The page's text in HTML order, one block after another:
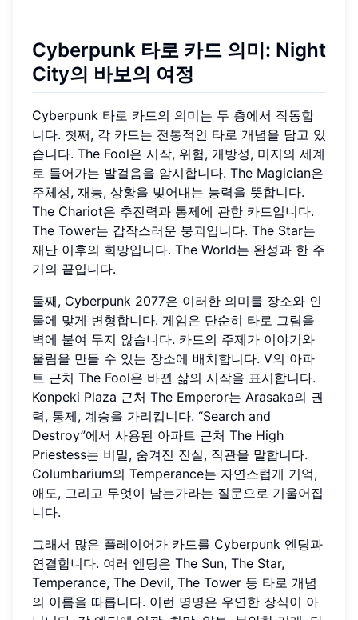
Cyberpunk 타로 카드 의미: Night
City의 바보의 여정
Cyberpunk 타로 카드의 의미는 두 층에서 작동합
니다. 첫째, 각 카드는 전통적인 타로 개념을 담고 있
습니다. The Fool은 시작, 위험, 개방성, 미지의 세계
로 들어가는 발걸음을 암시합니다. The Magician은
주체성, 재능, 상황을 빚어내는 능력을 뜻합니다.
The Chariot은 추진력과 통제에 관한 카드입니다.
The Tower는 갑작스러운 붕괴입니다. The Star는
재난 이후의 희망입니다. The World는 완성과 한 주
기의 끝입니다.
둘째, Cyberpunk 2077은 이러한 의미를 장소와 인
물에 맞게 변형합니다. 게임은 단순히 타로 그림을
벽에 붙여 두지 않습니다. 카드의 주제가 이야기와
울림을 만들 수 있는 장소에 배치합니다. V의 아파
트 근처 The Fool은 바뀐 삶의 시작을 표시합니다.
Konpeki Plaza 근처 The Emperor는 Arasaka의 권
력, 통제, 계승을 가리킵니다. “Search and
Destroy”에서 사용된 아파트 근처 The High
Priestess는 비밀, 숨겨진 진실, 직관을 말합니다.
Columbarium의 Temperance는 자연스럽게 기억,
애도, 그리고 무엇이 남는가라는 질문으로 기울어집
니다.
그래서 많은 플레이어가 카드를 Cyberpunk 엔딩과
연결합니다. 여러 엔딩은 The Sun, The Star,
Temperance, The Devil, The Tower 등 타로 개념
의 이름을 따릅니다. 이런 명명은 우연한 장식이 아